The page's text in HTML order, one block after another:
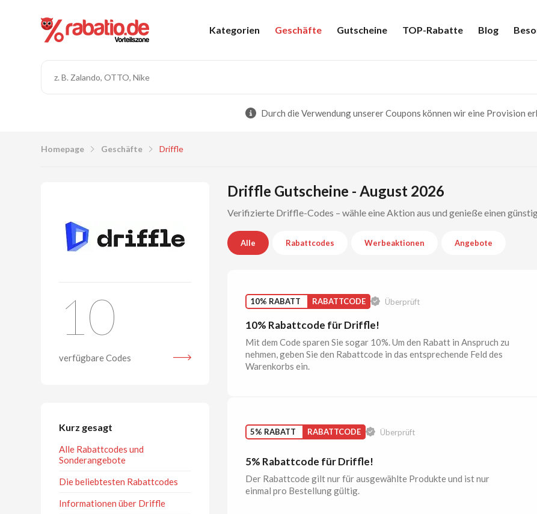
Kategorien Geschäfte Gutscheine TOP-Rabatte Blog
Durch die Verwendung unserer Coupons können wir eine Provision
Homepage Geschäfte Driffle
10
verfügbare Codes
Kurz gesagt
Alle Rabattcodes und
Sonderangebote
Die beliebtesten Rabattcodes
Informationen über Driffle
Driffle Gutscheine - August 2026
Verifizierte Driffle-Codes – wähle eine Aktion aus und genieße einen
Alle Rabattcodes Werbeaktionen Angebote
10% RABATT RABATTCODE Überprüft
10% Rabattcode für Driffle!
Mit dem Code sparen Sie sogar 10%. Um den Rabatt in Anspruch zu
nehmen, geben Sie den Rabattcode in das entsprechende Feld des
Warenkorbs ein.
5% RABATT RABATTCODE Überprüft
5% Rabattcode für Driffle!
Der Rabattcode gilt nur für ausgewählte Produkte und ist nur
einmal pro Bestellung gültig.